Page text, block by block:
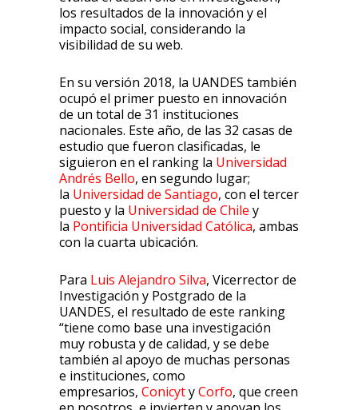
los resultados de la innovación y el
impacto social, considerando la
visibilidad de su web.
En su versión 2018, la UANDES también
ocupó el primer puesto en innovación
de un total de 31 instituciones
nacionales. Este año, de las 32 casas de
estudio que fueron clasificadas, le
siguieron en el ranking la Universidad
Andrés Bello, en segundo lugar;
la Universidad de Santiago, con el tercer
puesto y la Universidad de Chile y
la Pontificia Universidad Católica, ambas
con la cuarta ubicación.
Para Luis Alejandro Silva, Vicerrector de
Investigación y Postgrado de la
UANDES, el resultado de este ranking
“tiene como base una investigación
muy robusta y de calidad, y se debe
también al apoyo de muchas personas
e instituciones, como
empresarios, ConicytyCorfo, que creen